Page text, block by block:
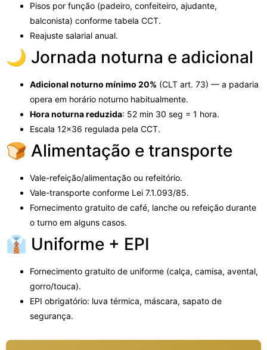
Pisos por função (padeiro, confeiteiro, ajudante,
balconista) conforme tabela CCT.
Reajuste salarial anual.
🌙 Jornada noturna e adicional
Adicional noturno mínimo 20% (CLT art. 73) — a padaria
opera em horário noturno habitualmente.
Hora noturna reduzida: 52 min 30 seg = 1 hora.
Escala 12x36 regulada pela CCT.
🍞 Alimentação e transporte
Vale-refeição/alimentação ou refeitório.
Vale-transporte conforme Lei 7.1.093/85.
Fornecimento gratuito de café, lanche ou refeição durante
o turno em alguns casos.
👔 Uniforme + EPI
Fornecimento gratuito de uniforme (calça, camisa, avental,
gorro/touca).
EPI obrigatório: luva térmica, máscara, sapato de
segurança.